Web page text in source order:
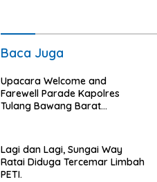
Baca Juga
Upacara Welcome and
Farewell Parade Kapolres
Tulang Bawang Barat
Lagi dan Lagi, Sungai Way
Ratai Diduga Tercemar Limbah
PETI.